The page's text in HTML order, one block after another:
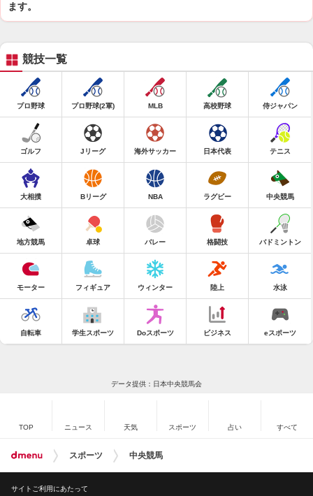
ます。
競技一覧
プロ野球 プロ野球(2軍) MLB 高校野球 侍ジャパン
ゴルフ Jリーグ 海外サッカー 日本代表 テニス
大相撲 Bリーグ NBA ラグビー 中央競馬
地方競馬 卓球 バレー 格闘技 バドミントン
モーター フィギュア ウィンター 陸上 水泳
自転車 学生スポーツ Doスポーツ ビジネス eスポーツ
データ提供：日本中央競馬会
TOP ニュース 天気 スポーツ 占い すべて
スポーツ 中央競馬
サイトご利用にあたって